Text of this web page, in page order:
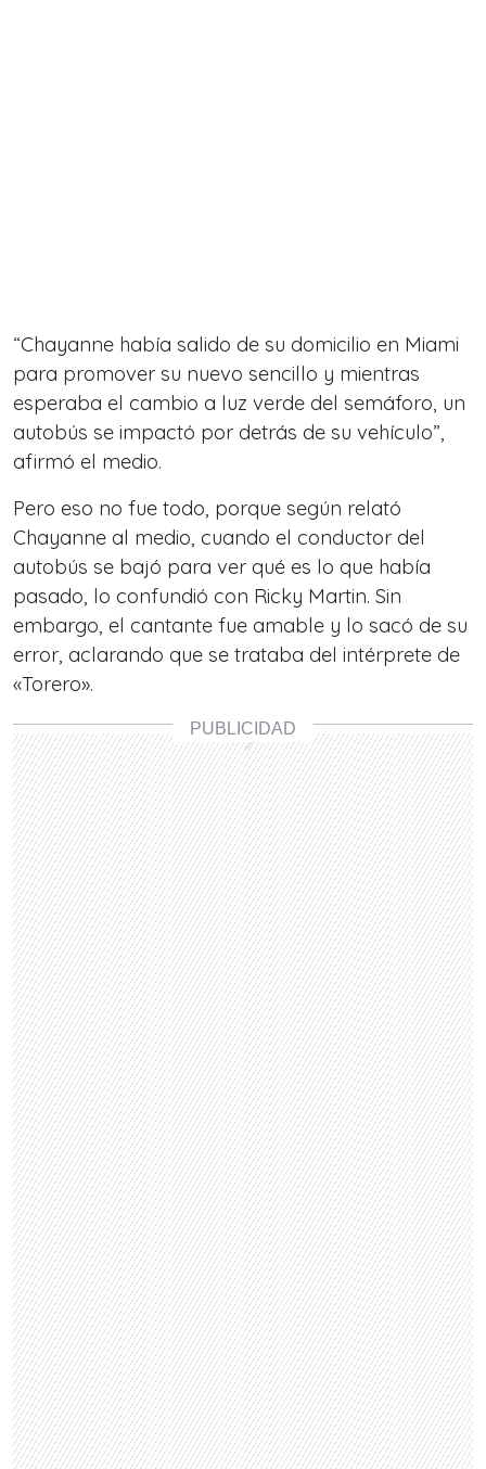
“Chayanne había salido de su domicilio en Miami
para promover su nuevo sencillo y mientras
esperaba el cambio a luz verde del semáforo, un
autobús se impactó por detrás de su vehículo”,
afirmó el medio.
Pero eso no fue todo, porque según relató
Chayanne al medio, cuando el conductor del
autobús se bajó para ver qué es lo que había
pasado, lo confundió con Ricky Martin. Sin
embargo, el cantante fue amable y lo sacó de su
error, aclarando que se trataba del intérprete de
«Torero».